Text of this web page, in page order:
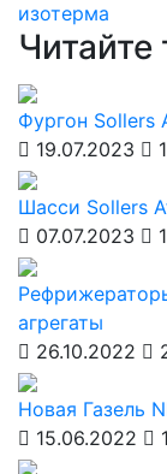
изотерма
Читайте
Фургон Sollers
19.07.2023
Шасси Sollers
07.07.2023
агрегаты
26.10.2022
Новая Газель
15.06.2022